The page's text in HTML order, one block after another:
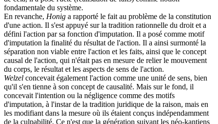
fondamentale du système.
En revanche, Honig a rapporté le fait au problème de la constitution
d'une action. Il s'est appuyé sur la tradition rationnelle du droit et a
défini l'action par sa fonction d'imputation. Il a posé comme motif
d'imputation la finalité du résultat de l'action. Il a ainsi surmonté la
séparation non viable entre l'action et les faits, ainsi que le concept
causal de l'action, qui n'était pas en mesure de relier le mouvement
du corps, le résultat et les aspects de sens de l'action.
Welzel concevait également l'action comme une unité de sens, bien
qu'il s'en tienne à son concept de causalité. Mais sur le fond, il
concevait l'intention ou la négligence comme des motifs
d'imputation, à l'instar de la tradition juridique de la raison, mais en
les modifiant dans la mesure où ils étaient conçus indépendamment
de la culpabilité. Ce n'est que la génération suivant les néo-kantiens